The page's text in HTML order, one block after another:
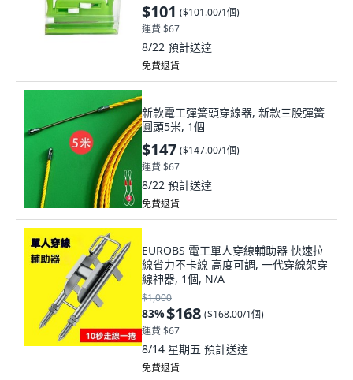
$101 ($101.00/1個)
運費 $67
8/22 預計送達
免費退貨
新款電工彈簧頭穿線器, 新款三股彈簧
圓頭5米, 1個
$147 ($147.00/1個)
運費 $67
8/22 預計送達
免費退貨
EUROBS 電工單人穿線輔助器 快速拉
線省力不卡線 高度可調, 一代穿線架穿
線神器, 1個, N/A
$1,000
83%$168 ($168.00/1個)
運費 $67
8/14 星期五 預計送達
免費退貨